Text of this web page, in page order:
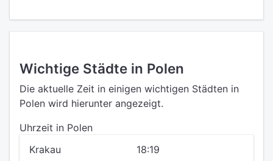
Wichtige Städte in Polen
Die aktuelle Zeit in einigen wichtigen Städten in
Polen wird hierunter angezeigt.
Uhrzeit in Polen
Krakau
18:19